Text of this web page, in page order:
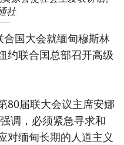
社
国大会就缅甸穆斯林
约联合国总部召开高级
80届联大会议主席安娜
调，必须紧急寻求和
对缅甸长期的人道主义